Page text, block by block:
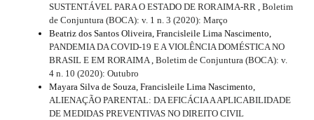
SUSTENTÁVEL PARA O ESTADO DE RORAIMA-RR
Boletim
de Conjuntura (BOCA): v. 1 n. 3 (2020): Março
Beatriz dos Santos Oliveira, Francisleile Lima Nascimento,
PANDEMIA DA COVID-19 E A VIOLÊNCIA DOMÉSTICA NO
BRASIL E EM RORAIMA Boletim de Conjuntura (BOCA): v.
4 n. 10 (2020): Outubro
Mayara Silva de Souza, Francisleile Lima Nascimento,
ALIENAÇÃO PARENTAL: DA EFICÁCIA A APLICABILIDADE
DE MEDIDAS PREVENTIVAS NO DIREITO CIVIL